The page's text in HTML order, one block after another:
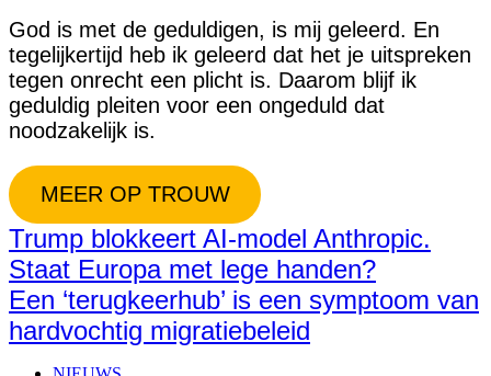
God is met de geduldigen, is mij geleerd. En
tegelijkertijd heb ik geleerd dat het je uitspreken
tegen onrecht een plicht is. Daarom blijf ik
geduldig pleiten voor een ongeduld dat
noodzakelijk is.
MEER OP TROUW
Trump blokkeert AI-model Anthropic.
Staat Europa met lege handen?
Een ‘terugkeerhub’ is een symptoom van
hardvochtig migratiebeleid